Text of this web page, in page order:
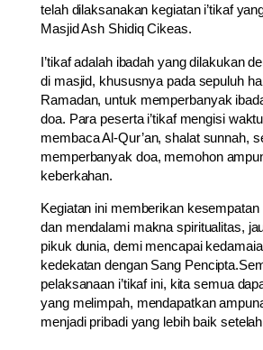
telah dilaksanakan kegiatan i’tikaf
Masjid Ash Shidiq Cikeas.
I’tikaf adalah ibadah yang dilakukan
di masjid, khususnya pada sepuluh
Ramadan, untuk memperbanyak
doa. Para peserta i’tikaf mengisi
membaca Al-Qur’an, shalat sunnah,
memperbanyak doa, memohon
keberkahan.
Kegiatan ini memberikan
dan mendalami makna spiritualitas,
pikuk dunia, demi mencapai
kedekatan dengan Sang
pelaksanaan i’tikaf ini, kita semua
yang melimpah, mendapatkan
menjadi pribadi yang lebih baik